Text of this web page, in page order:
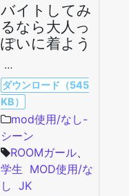
バイトしてみ
るなら大人っ
ぽいに着よう
…
ダウンロード（545
KB）
mod使用/なし-
シーン
ROOMガール、
学生 MOD使用/な
し JK